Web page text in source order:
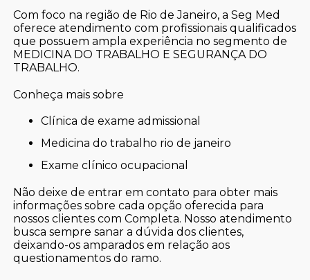
Com foco na região de Rio de Janeiro, a Seg Med
oferece atendimento com profissionais qualificados
que possuem ampla experiência no segmento de
MEDICINA DO TRABALHO E SEGURANÇA DO
TRABALHO.
Conheça mais sobre
clínica de exame admissional
medicina do trabalho rio de janeiro
exame clínico ocupacional
Não deixe de entrar em contato para obter mais
informações sobre cada opção oferecida para
nossos clientes com Completa. Nosso atendimento
busca sempre sanar a dúvida dos clientes,
deixando-os amparados em relação aos
questionamentos do ramo.